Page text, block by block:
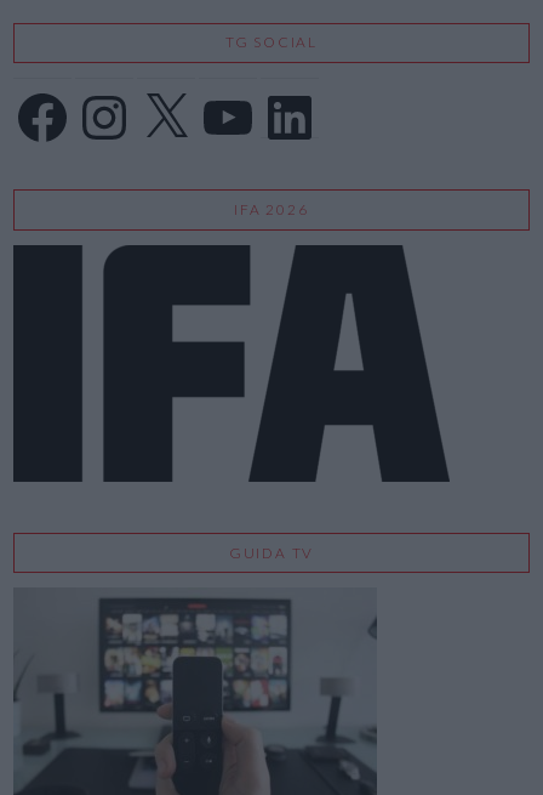
TG SOCIAL
FacebookInstagram
X LinkedIn
IFA 2026
GUIDA TV